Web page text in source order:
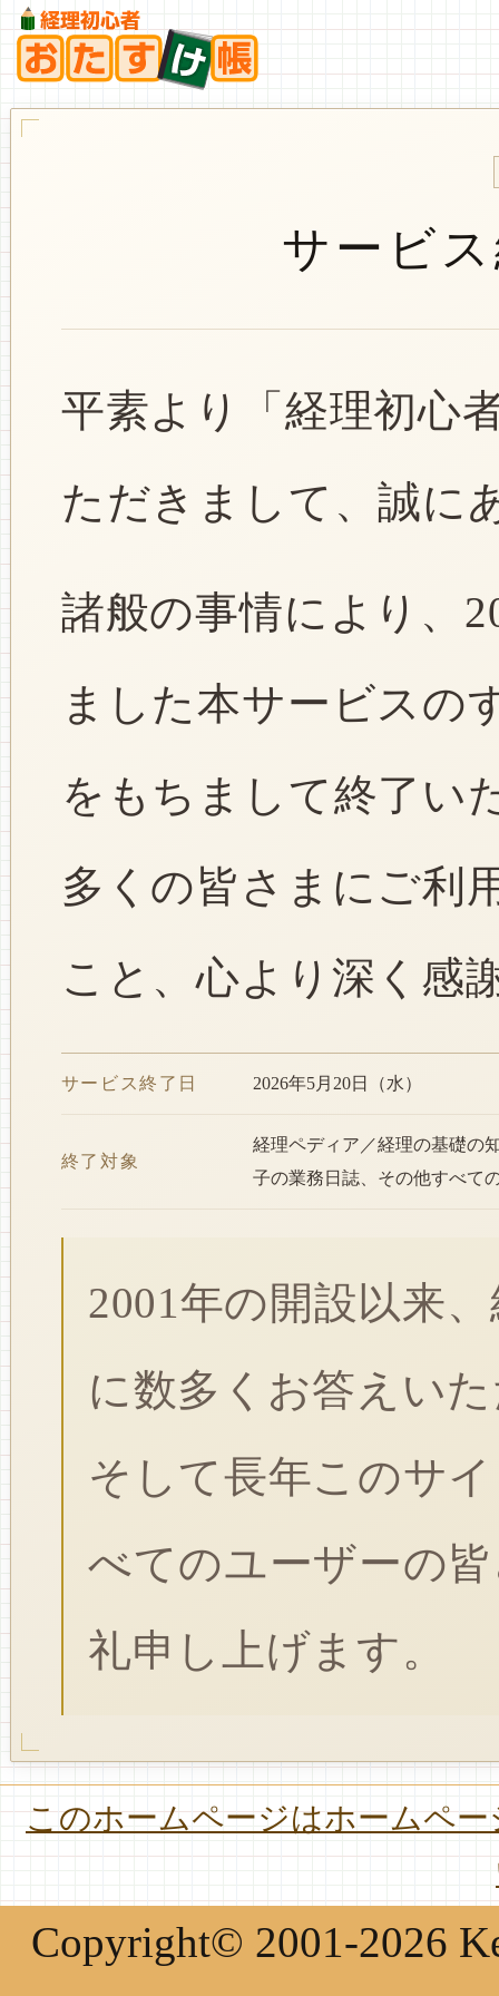
サービ
平素より「経理初心
ただきまして、誠に
諸般の事情により、
ました本サービスの
をもちまして終了い
多くの皆さまにご利
こと、心より深く感
サービス終了日 2026年5月20日（水）
終了対象
経理ペディア／経理の基礎の
子の業務日誌、その他すべて
2001年の開設以来
に数多くお答えい
そして長年このサ
べてのユーザーの
礼申し上げます。
このホームページはホームペ
Copyright© 2001-2026